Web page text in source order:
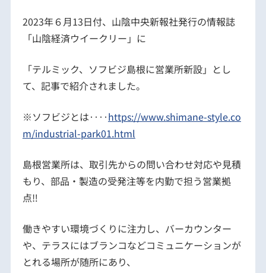
2023年６月13日付、山陰中央新報社発行の情報誌
「山陰経済ウイークリー」に
「テルミック、ソフビジ島根に営業所新設」とし
て、記事で紹介されました。
※ソフビジとは‥‥https://www.shimane-style.co
m/industrial-park01.html
島根営業所は、取引先からの問い合わせ対応や見積
もり、部品・製造の受発注等を内勤で担う営業拠
点‼️
働きやすい環境づくりに注力し、バーカウンター
や、テラスにはブランコなどコミュニケーションが
とれる場所が随所にあり、